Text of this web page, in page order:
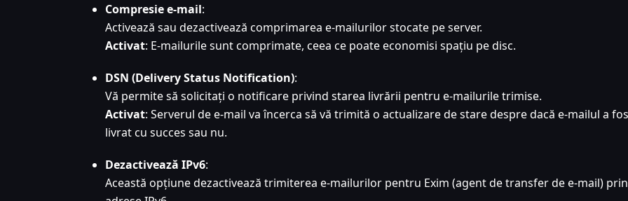
Compresie e-mail:
Activează sau dezactivează comprimarea e-mailurilor stocate pe server.
Activat: E-mailurile sunt comprimate, ceea ce poate economisi spațiu pe disc.
DSN (Delivery Status Notification):
Vă permite să solicitați o notificare privind starea livrării pentru e-mailurile trimise.
Activat: Serverul de e-mail va încerca să vă trimită o actualizare de stare despre dacă e-mailul a
livrat cu succes sau nu.
Dezactivează IPv6:
Această opțiune dezactivează trimiterea e-mailurilor pentru Exim (agent de transfer de e-mail) prin